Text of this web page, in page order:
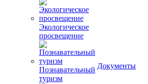
Экологическое
просвещение
Познавательный
туризм
Документы